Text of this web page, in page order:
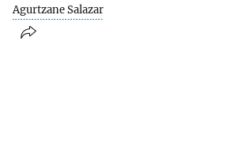
Agurtzane Salazar